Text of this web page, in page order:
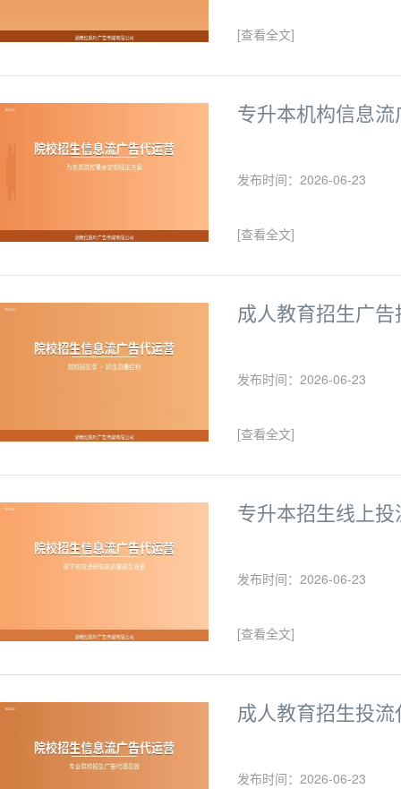
[查看全文]
专升本机构信息
发布时间：2026-06-23
[查看全文]
成人教育招生广
发布时间：2026-06-23
[查看全文]
专升本招生线上
发布时间：2026-06-23
[查看全文]
成人教育招生投
发布时间：2026-06-23